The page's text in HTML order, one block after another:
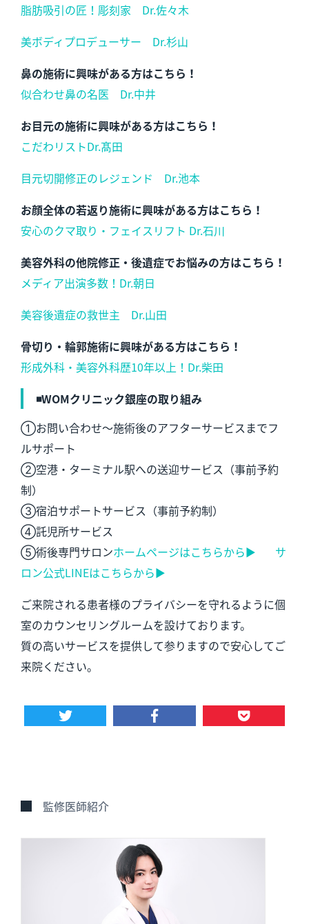
脂肪吸引の匠！彫刻家 Dr.佐々木
美ボディプロデューサー Dr.杉山
鼻の施術に興味がある方はこちら！
似合わせ鼻の名医 Dr.中井
お目元の施術に興味がある方はこちら！
こだわリストDr.髙田
目元切開修正のレジェンド Dr.池本
お顔全体の若返り施術に興味がある方はこちら！
安心のクマ取り・フェイスリフト Dr.石川
美容外科の他院修正・後遺症でお悩みの方はこちら！
メディア出演多数！Dr.朝日
美容後遺症の救世主 Dr.山田
骨切り・輪郭施術に興味がある方はこちら！
形成外科・美容外科歴10年以上！Dr.柴田
◾️WOMクリニック銀座の取り組み
①お問い合わせ～施術後のアフターサービスまでフ
ルサポート
②空港・ターミナル駅への送迎サービス（事前予約
制）
③宿泊サポートサービス（事前予約制）
④託児所サービス
⑤術後専門サロンホームページはこちらから▶︎ サ
ロン公式LINEはこちらから▶︎
ご来院される患者様のプライバシーを守れるように個
室のカウンセリングルームを設けております。
質の高いサービスを提供して参りますので安心してご
来院ください。
監修医師紹介